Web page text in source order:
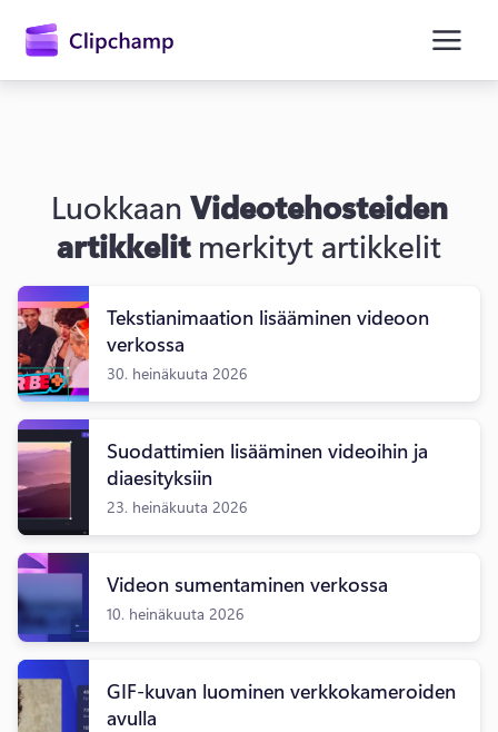
Kirjaudu sisään
Kokeile maksutta
Luokkaan Videotehosteiden
artikkelitmerkityt artikkelit
Tekstianimaation lisääminen videoon
verkossa
30. heinäkuuta 2026
Suodattimien lisääminen videoihin ja
diaesityksiin
23. heinäkuuta 2026
Videon sumentaminen verkossa
10. heinäkuuta 2026
GIF-kuvan luominen verkkokameroiden
avulla